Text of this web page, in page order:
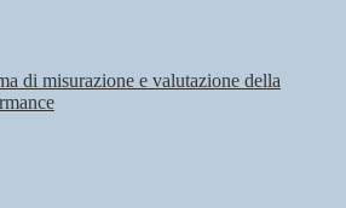
di misurazione e valutazione della